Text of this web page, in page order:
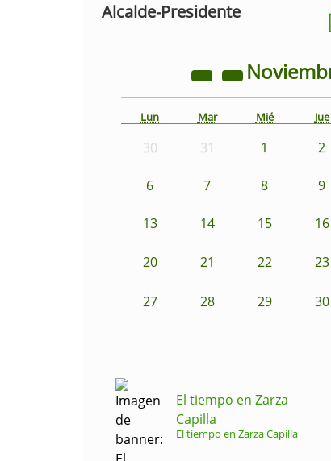
Alcalde-Presidente
Lun Mar Mié Jue
30 31 1 2
6 7 8 9
13 14 15 16
20 21 22 23
27 28 29 30
El tiempo en Zarza
Capilla
El tiempo en Zarza Capilla